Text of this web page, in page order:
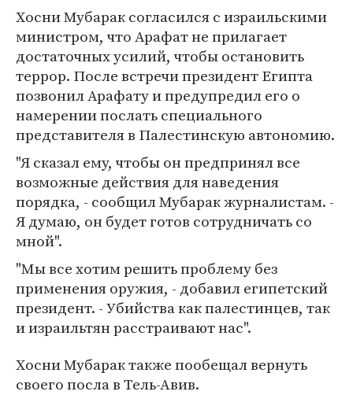
Хосни Мубарак согласился с израильскими
министром, что Арафат не прилагает
достаточных усилий, чтобы остановить
террор. После встречи президент Египта
позвонил Арафату и предупредил его о
намерении послать специального
представителя в Палестинскую автономию.
"Я сказал ему, чтобы он предпринял все
возможные действия для наведения
порядка, - сообщил Мубарак журналистам. -
Я думаю, он будет готов сотрудничать со
мной".
"Мы все хотим решить проблему без
применения оружия, - добавил египетский
президент. - Убийства как палестинцев, так
и израильтян расстраивают нас".
Хосни Мубарак также пообещал вернуть
своего посла в Тель-Авив.